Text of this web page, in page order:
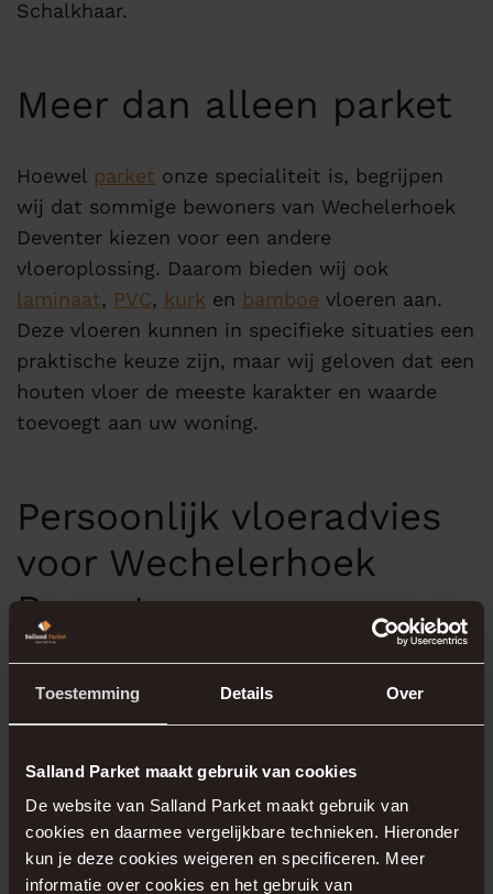
Toestemming Details Over
Salland Parket maakt gebruik van cookies
De website van Salland Parket maakt gebruik van
cookies en daarmee vergelijkbare technieken. Hieronder
kun je deze cookies weigeren en specificeren. Meer
informatie over cookies en het gebruik van
Schalkhaar.
Meer dan alleen parket
Hoewel parket onze specialiteit is, begrijpen
wij dat sommige bewoners van Wechelerhoek
Deventer kiezen voor een andere
vloeroplossing. Daarom bieden wij ook
laminaat, PVC, kurk en bamboe vloeren aan.
Deze vloeren kunnen in specifieke situaties een
praktische keuze zijn, maar wij geloven dat een
houten vloer de meeste karakter en waarde
toevoegt aan uw woning.
Persoonlijk vloeradvies
voor Wechelerhoek
Deventer
Deventer 2025, wij kijken graag met u mee. In
onzeshowroom in Deventernemen we
uitgebreid de tijd om uw wensen te bespreken
en u te adviseren over de beste vloerkeuze voor